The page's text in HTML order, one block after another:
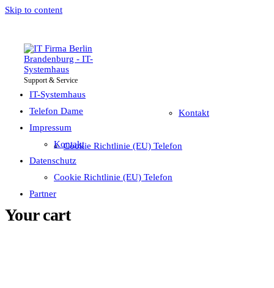
Skip to content
Support & Service
IT-Systemhaus
Kontakt
Datenschutz
Cookie Richtlinie (EU) Telefon
IT-Systemhaus
Telefon Dame
Impressum
Kontakt
Datenschutz
Cookie Richtlinie (EU) Telefon
Partner
Your cart